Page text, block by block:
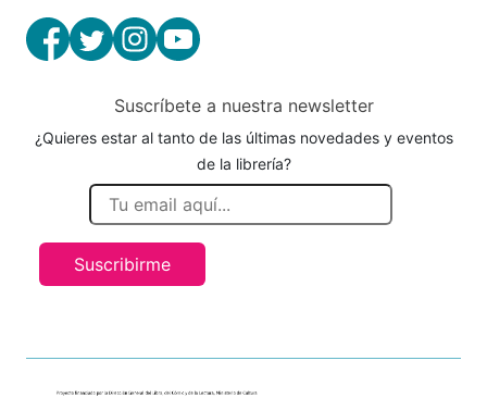
Suscríbete a nuestra newsletter
¿Quieres estar al tanto de las últimas novedades y eventos
de la librería?
Suscribirme